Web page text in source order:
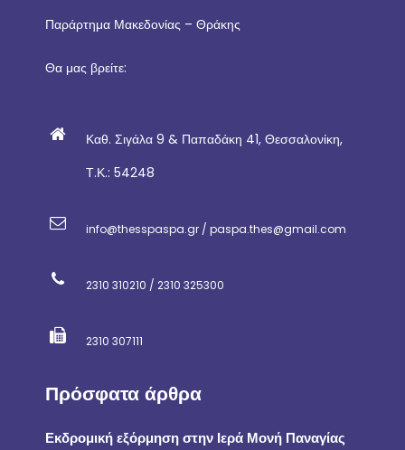
Παράρτημα Μακεδονίας – Θράκης
Θα μας βρείτε:
Καθ. Σιγάλα 9 & Παπαδάκη 41, Θεσσαλονίκη,
Τ.Κ.: 54248
info@thesspaspa.gr / paspa.thes@gmail.com
2310 310210 / 2310 325300
2310 307111
Πρόσφατα άρθρα
Εκδρομική εξόρμηση στην Ιερά Μονή Παναγίας